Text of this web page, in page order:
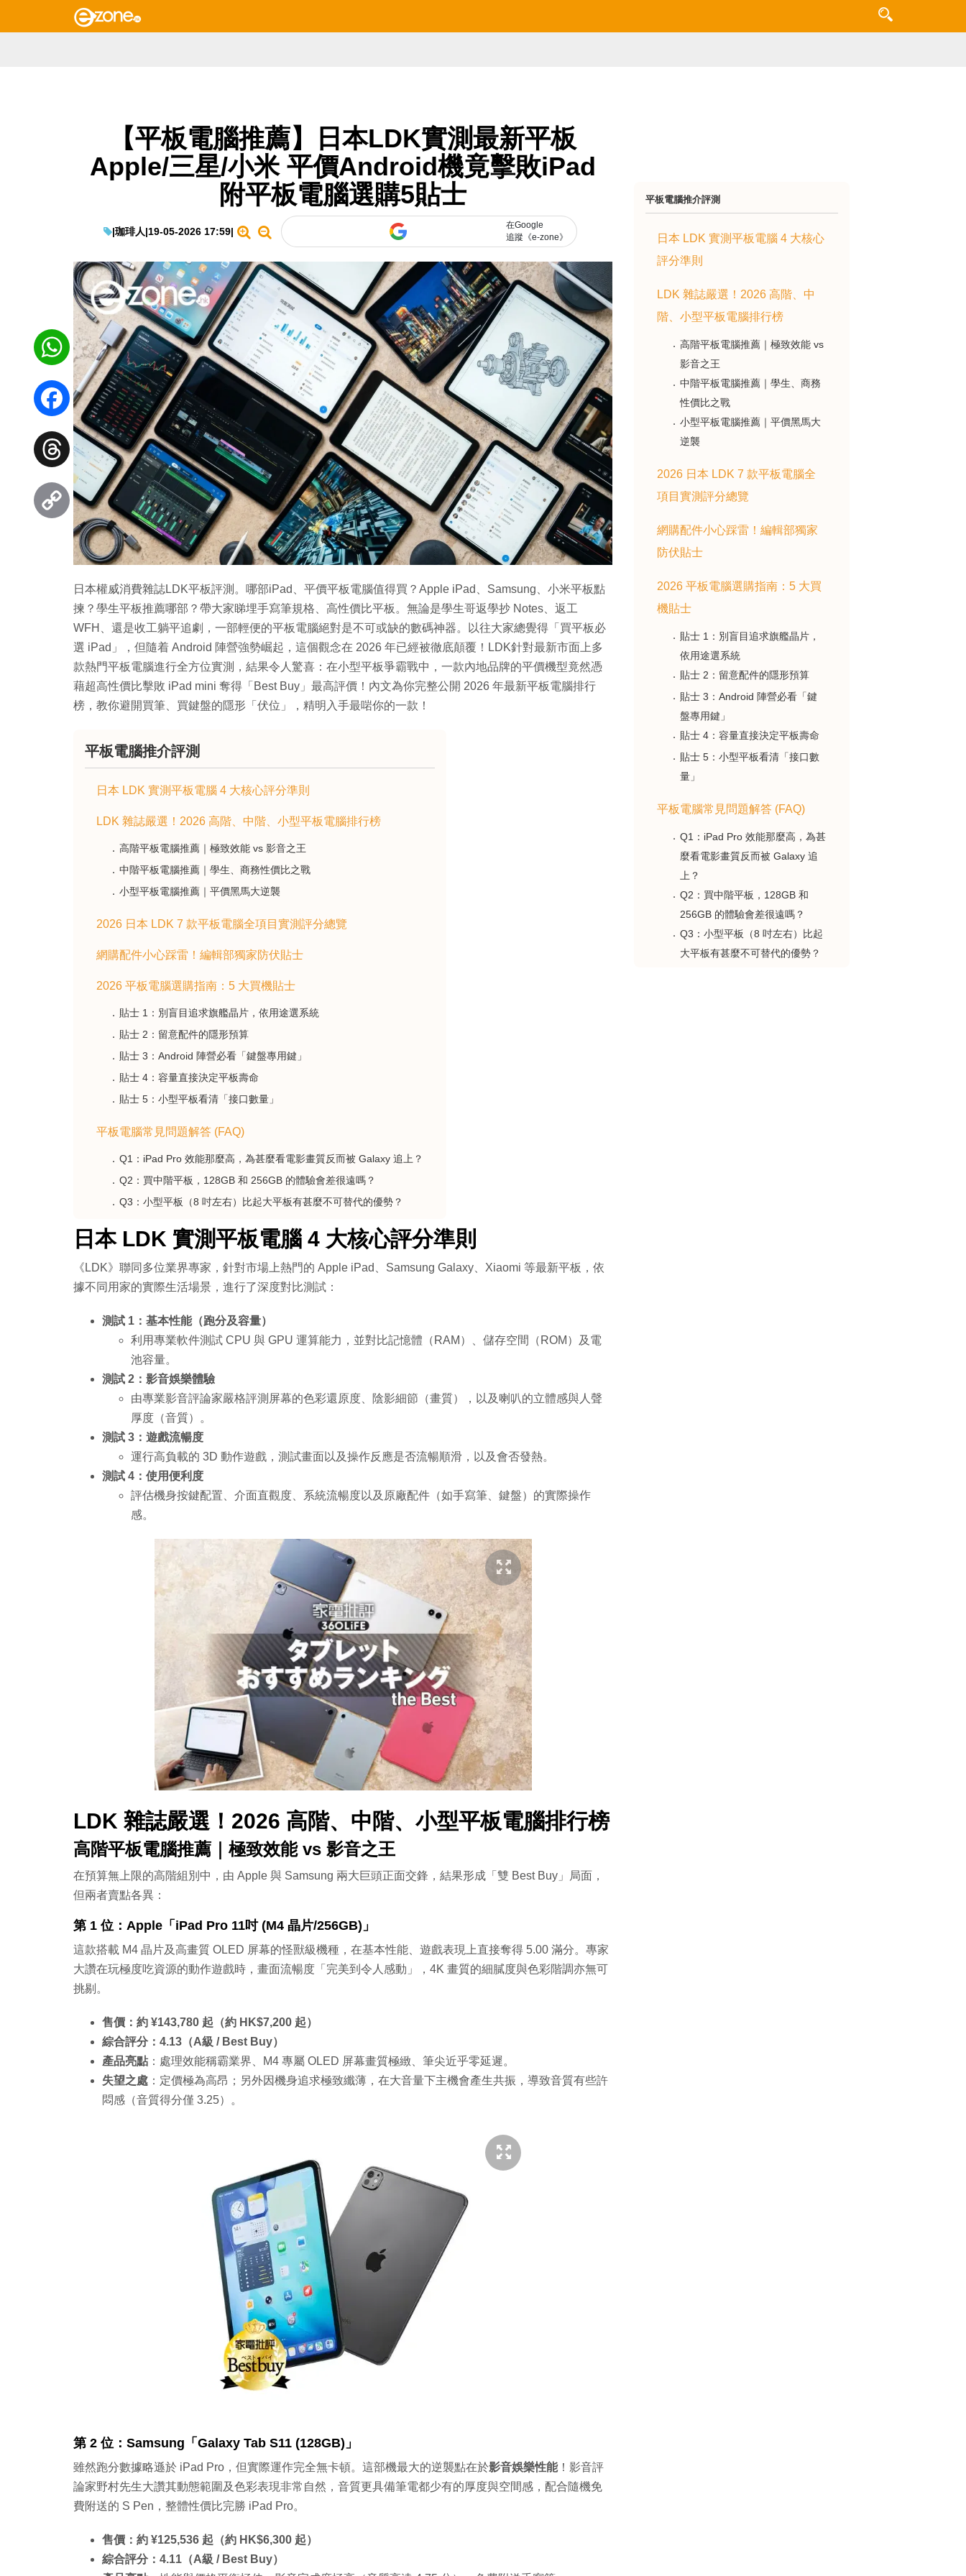
【平板電腦推薦】日本LDK實測最新平板
Apple/三星/小米 平價Android機竟擊敗iPad
附平板電腦選購5貼士
|珈琲人|19-05-2026 17:59|
在Google
追蹤《e-zone》
日本權威消費雜誌LDK平板評測。哪部iPad、平價平板電腦值得買？Apple iPad、Samsung、小米平板點
揀？學生平板推薦哪部？帶大家睇埋手寫筆規格、高性價比平板。無論是學生哥返學抄 Notes、返工
WFH、還是收工躺平追劇，一部輕便的平板電腦絕對是不可或缺的數碼神器。以往大家總覺得「買平板必
選 iPad」，但隨着 Android 陣營強勢崛起，這個觀念在 2026 年已經被徹底顛覆！LDK針對最新市面上多
款熱門平板電腦進行全方位實測，結果令人驚喜：在小型平板爭霸戰中，一款內地品牌的平價機型竟然憑
藉超高性價比擊敗 iPad mini 奪得「Best Buy」最高評價！內文為你完整公開 2026 年最新平板電腦排行
榜，教你避開買筆、買鍵盤的隱形「伏位」，精明入手最啱你的一款！
平板電腦推介評測
日本 LDK 實測平板電腦 4 大核心評分準則
LDK 雜誌嚴選！2026 高階、中階、小型平板電腦排行榜
高階平板電腦推薦｜極致效能 vs 影音之王
中階平板電腦推薦｜學生、商務性價比之戰
小型平板電腦推薦｜平價黑馬大逆襲
2026 日本 LDK 7 款平板電腦全項目實測評分總覽
網購配件小心踩雷！編輯部獨家防伏貼士
2026 平板電腦選購指南：5 大買機貼士
貼士 1：別盲目追求旗艦晶片，依用途選系統
貼士 2：留意配件的隱形預算
貼士 3：Android 陣營必看「鍵盤專用鍵」
貼士 4：容量直接決定平板壽命
貼士 5：小型平板看清「接口數量」
平板電腦常見問題解答 (FAQ)
Q1：iPad Pro 效能那麼高，為甚麼看電影畫質反而被 Galaxy 追上？
Q2：買中階平板，128GB 和 256GB 的體驗會差很遠嗎？
Q3：小型平板（8 吋左右）比起大平板有甚麼不可替代的優勢？
日本 LDK 實測平板電腦 4 大核心評分準則
《LDK》聯同多位業界專家，針對市場上熱門的 Apple iPad、Samsung Galaxy、Xiaomi 等最新平板，依
據不同用家的實際生活場景，進行了深度對比測試：
測試 1：基本性能（跑分及容量）
利用專業軟件測試 CPU 與 GPU 運算能力，並對比記憶體（RAM）、儲存空間（ROM）及電
池容量。
測試 2：影音娛樂體驗
由專業影音評論家嚴格評測屏幕的色彩還原度、陰影細節（畫質），以及喇叭的立體感與人聲
厚度（音質）。
測試 3：遊戲流暢度
運行高負載的 3D 動作遊戲，測試畫面以及操作反應是否流暢順滑，以及會否發熱。
測試 4：使用便利度
評估機身按鍵配置、介面直觀度、系統流暢度以及原廠配件（如手寫筆、鍵盤）的實際操作
感。
LDK 雜誌嚴選！2026 高階、中階、小型平板電腦排行榜
高階平板電腦推薦 極致效能 vs 影音之王
在預算無上限的高階組別中，由 Apple 與 Samsung 兩大巨頭正面交鋒，結果形成「雙 Best Buy」局面，
但兩者賣點各異：
第 1 位：Apple「iPad Pro 11吋 (M4 晶片/256GB)」
這款搭載 M4 晶片及高畫質 OLED 屏幕的怪獸級機種，在基本性能、遊戲表現上直接奪得 5.00 滿分。專家
大讚在玩極度吃資源的動作遊戲時，畫面流暢度「完美到令人感動」，4K 畫質的細膩度與色彩階調亦無可
挑剔。
售價：約 ¥143,780 起（約 HK$7,200 起）
綜合評分：4.13（A級 / Best Buy）
產品亮點 ：處理效能稱霸業界、M4 專屬 OLED 屏幕畫質極緻、筆尖近乎零延遲。
失望之處 ：定價極為高昂；另外因機身追求極致纖薄，在大音量下主機會產生共振，導致音質有些許
悶感（音質得分僅 3.25）。
第 2 位：Samsung「Galaxy Tab S11 (128GB)」
雖然跑分數據略遜於 iPad Pro，但實際運作完全無卡頓。這部機最大的逆襲點在於影音娛樂性能！影音評
論家野村先生大讚其動態範圍及色彩表現非常自然，音質更具備筆電都少有的厚度與空間感，配合隨機免
費附送的 S Pen，整體性價比完勝 iPad Pro。
售價：約 ¥125,536 起（約 HK$6,300 起）
綜合評分： 4.11 （A級 / Best Buy）
平板電腦推介評測
日本 LDK 實測平板電腦 4 大核心
評分準則
LDK 雜誌嚴選！2026 高階、中
階、小型平板電腦排行榜
高階平板電腦推薦｜極致效能 vs
影音之王
中階平板電腦推薦｜學生、商務
性價比之戰
小型平板電腦推薦｜平價黑馬大
逆襲
2026 日本 LDK 7 款平板電腦全
項目實測評分總覽
網購配件小心踩雷！編輯部獨家
防伏貼士
2026 平板電腦選購指南：5 大買
機貼士
貼士 1：別盲目追求旗艦晶片，
依用途選系統
貼士 2：留意配件的隱形預算
貼士 3：Android 陣營必看「鍵
盤專用鍵」
貼士 4：容量直接決定平板壽命
貼士 5：小型平板看清「接口數
量」
平板電腦常見問題解答 (FAQ)
Q1：iPad Pro 效能那麼高，為甚
麼看電影畫質反而被 Galaxy 追
上？
Q2：買中階平板，128GB 和
256GB 的體驗會差很遠嗎？
Q3：小型平板（8 吋左右）比起
大平板有甚麼不可替代的優勢？
WhatsApp
Facebook
Threads
Copy
Link